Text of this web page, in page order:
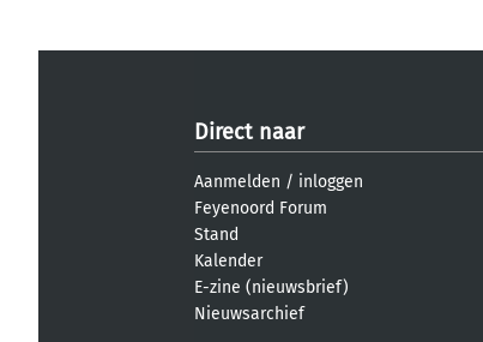
Direct naar
Aanmelden / inloggen
Feyenoord Forum
Stand
Kalender
E-zine (nieuwsbrief)
Nieuwsarchief